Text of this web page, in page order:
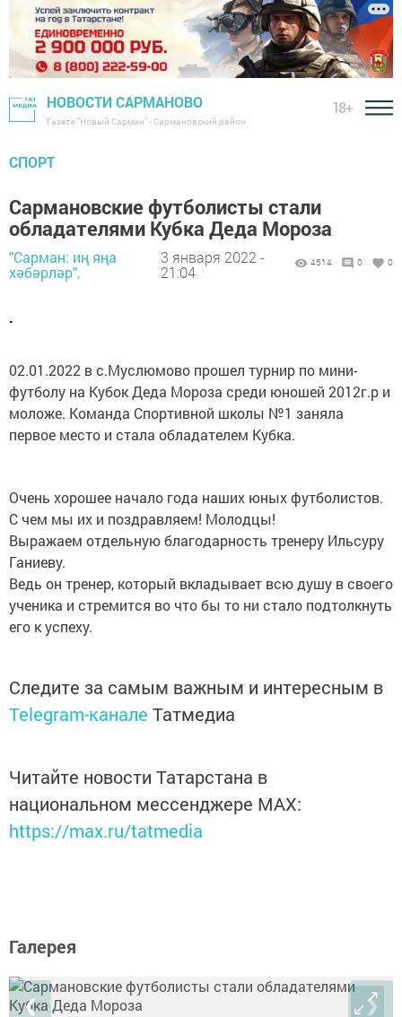
НОВОСТИ САРМАНОВО
Газета "Новый Сарман" - Сармановский район
18+
СПОРТ
Сармановские футболисты стали
обладателями Кубка Деда Мороза
"Сарман: иң яңа
хәбәрләр",
3 января 2022 -
21:04
4514 0 0
.
02.01.2022 в с.Муслюмово прошел турнир по мини-
футболу на Кубок Деда Мороза среди юношей 2012г.р и
моложе. Команда Спортивной школы №1 заняла
первое место и стала обладателем Кубка.
Очень хорошее начало года наших юных футболистов.
С чем мы их и поздравляем! Молодцы!
Выражаем отдельную благодарность тренеру Ильсуру
Ганиеву.
Ведь он тренер, который вкладывает всю душу в своего
ученика и стремится во что бы то ни стало подтолкнуть
его к успеху.
Следите за самым важным и интересным в
Telegram-канале Татмедиа
Читайте новости Татарстана в
национальном мессенджере MАХ:
https://max.ru/tatmedia
Галерея
❮ ❯